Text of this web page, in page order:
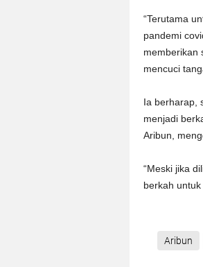
“Terutama
pandemi
memberikan
mencuci
Ia berharap,
menjadi
Aribun,
“Meski jika
berkah
Aribun